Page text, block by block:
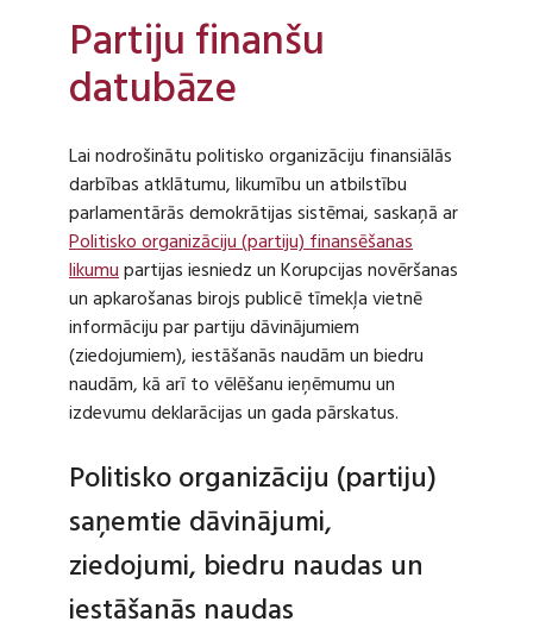
Partiju finanšu
datubāze
Lai nodrošinātu politisko organizāciju finansiālās
darbības atklātumu, likumību un atbilstību
parlamentārās demokrātijas sistēmai, saskaņā ar
Politisko organizāciju (partiju) finansēšanas
likumupartijas iesniedz un Korupcijas novēršanas
un apkarošanas birojs publicē tīmekļa vietnē
informāciju par partiju dāvinājumiem
(ziedojumiem), iestāšanās naudām un biedru
naudām, kā arī to vēlēšanu ieņēmumu un
izdevumu deklarācijas un gada pārskatus.
Politisko organizāciju (partiju)
saņemtie dāvinājumi,
ziedojumi, biedru naudas un
iestāšanās naudas